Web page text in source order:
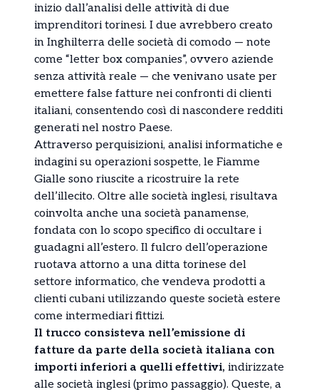
inizio dall’analisi delle attività di due
imprenditori torinesi. I due avrebbero creato
in Inghilterra delle società di comodo — note
come “letter box companies”, ovvero aziende
senza attività reale — che venivano usate per
emettere false fatture nei confronti di clienti
italiani, consentendo così di nascondere redditi
generati nel nostro Paese.
Attraverso perquisizioni, analisi informatiche e
indagini su operazioni sospette, le Fiamme
Gialle sono riuscite a ricostruire la rete
dell’illecito. Oltre alle società inglesi, risultava
coinvolta anche una società panamense,
fondata con lo scopo specifico di occultare i
guadagni all’estero. Il fulcro dell’operazione
ruotava attorno a una ditta torinese del
settore informatico, che vendeva prodotti a
clienti cubani utilizzando queste società estere
come intermediari fittizi.
Il trucco consisteva nell’emissione di
fatture da parte della società italiana con
importi inferiori a quelli effettivi, indirizzate
alle società inglesi (primo passaggio). Queste, a